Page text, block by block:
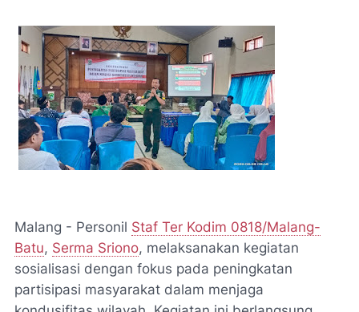
Malang - Personil Staf Ter Kodim 0818/Malang-
Batu, Serma Sriono, melaksanakan kegiatan
sosialisasi dengan fokus pada peningkatan
partisipasi masyarakat dalam menjaga